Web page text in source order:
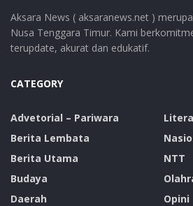
Aksara News ( aksaranews.net )
Nusa Tenggara Timur. Kami
terupdate, akurat dan edukatif.
CATEGORY
Advetorial – Pariwara
Berita Lembata
Berita Utama
Budaya
Daerah
NTT
Opini